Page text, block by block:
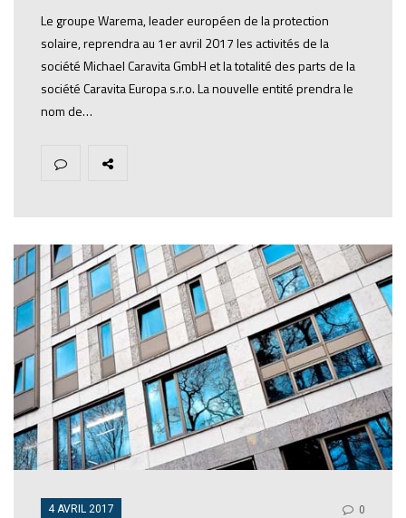
Le groupe Warema, leader européen de la protection
solaire, reprendra au 1er avril 2017 les activités de la
société Michael Caravita GmbH et la totalité des parts de la
société Caravita Europa s.r.o. La nouvelle entité prendra le
nom de…
4 AVRIL 2017 0